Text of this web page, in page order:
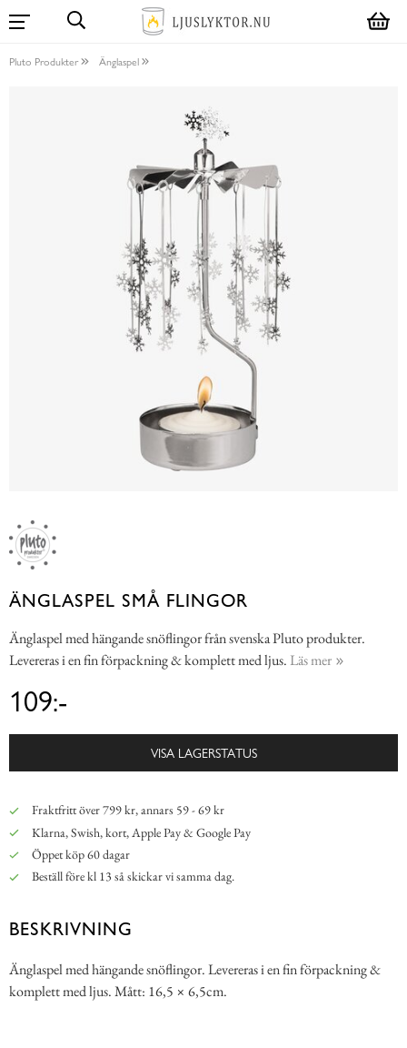
Pluto Produkter Änglaspel
ÄNGLASPEL SMÅ FLINGOR
Änglaspel med hängande snöflingor från svenska Pluto produkter.
Levereras i en fin förpackning & komplett med ljus. Läs mer
109:-
VISA LAGERSTATUS
Fraktfritt över 799 kr, annars 59 - 69 kr
Klarna, Swish, kort, Apple Pay & Google Pay
Öppet köp 60 dagar
Beställ före kl 13 så skickar vi samma dag.
BESKRIVNING
Änglaspel med hängande snöflingor. Levereras i en fin förpackning &
komplett med ljus. Mått: 16,5 × 6,5cm.